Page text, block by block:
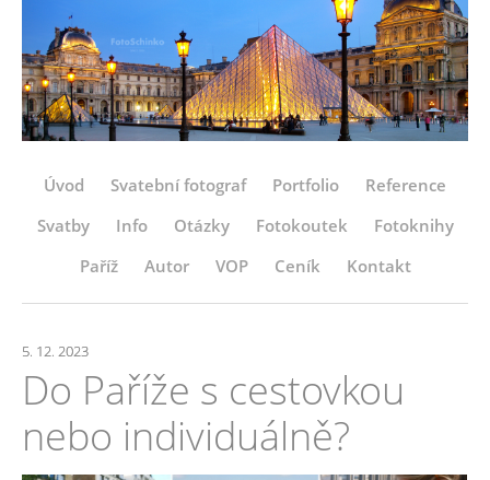
Úvod Svatební fotograf Portfolio
Reference
Svatby
Info Otázky Fotokoutek
Fotoknihy
Paříž
Autor VOP Ceník Kontakt
5. 12. 2023
Do Paříže s cestovkou
nebo individuálně?